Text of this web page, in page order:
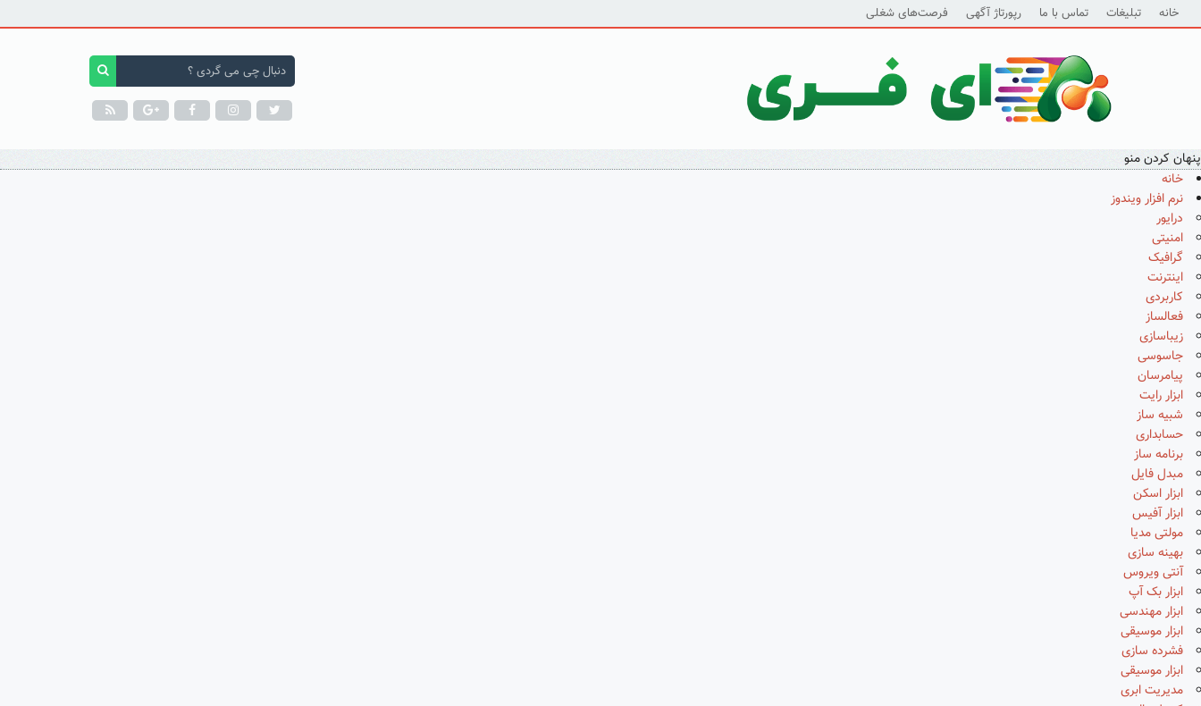
خانه تبلیغات تماس با ما رپورتاژ آگهی فرصت‌های شغلی
پنهان کردن منو
خانه
نرم افزار ویندوز
درایور
امنیتی
گرافیک
اینترنت
کاربردی
فعالساز
زیباسازی
جاسوسی
پیامرسان
ابزار رایت
شبیه ساز
حسابداری
برنامه ساز
مبدل فایل
ابزار اسکن
ابزار آفیس
مولتی مدیا
بهینه سازی
آنتی ویروس
ابزار بک آپ
ابزار مهندسی
ابزار موسیقی
فشرده سازی
ابزار موسیقی
مدیریت ابری